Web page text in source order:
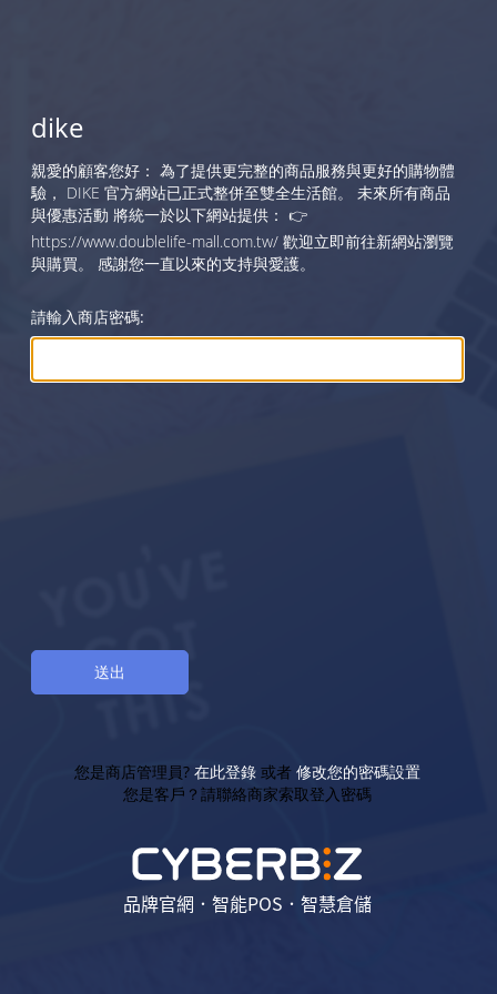
dike
親愛的顧客您好： 為了提供更完整的商品服務與更好的購物體
驗， DIKE 官方網站已正式整併至雙全生活館。 未來所有商品
與優惠活動 將統一於以下網站提供： 👉
https://www.doublelife-mall.com.tw/ 歡迎立即前往新網站瀏覽
與購買。 感謝您一直以來的支持與愛護。
請輸入商店密碼:
您是商店管理員? 在此登錄 或者 修改您的密碼設置
您是客戶？請聯絡商家索取登入密碼